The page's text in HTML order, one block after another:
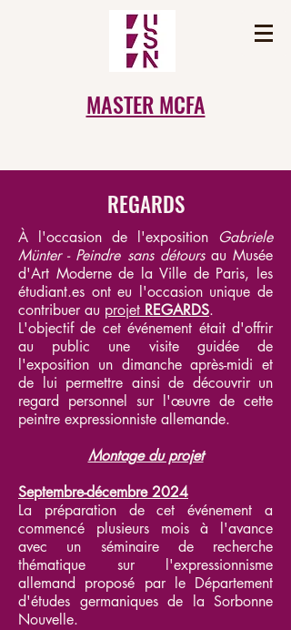
MASTER MCFA
REGARDS
À l'occasion de l'exposition Gabriele
Münter - Peindre sans détoursau Musée
d'Art Moderne de la Ville de Paris, les
étudiant.es ont eu l'occasion unique de
contribuer au projet REGARDS.
L'objectif de cet événement était d'offrir
au public une visite guidée de
l'exposition un dimanche après-midi et
de lui permettre ainsi de découvrir un
regard personnel sur l'œuvre de cette
peintre expressionniste allemande.
Montage du projet
Septembre-décembre 2024
La préparation de cet événement a
commencé plusieurs mois à l'avance
avec un séminaire de recherche
thématique sur l'expressionnisme
allemand proposé par le Département
d'études germaniques de la Sorbonne
Nouvelle.